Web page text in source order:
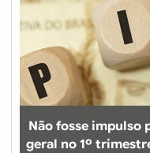
Não fosse impulso
geral no 1º